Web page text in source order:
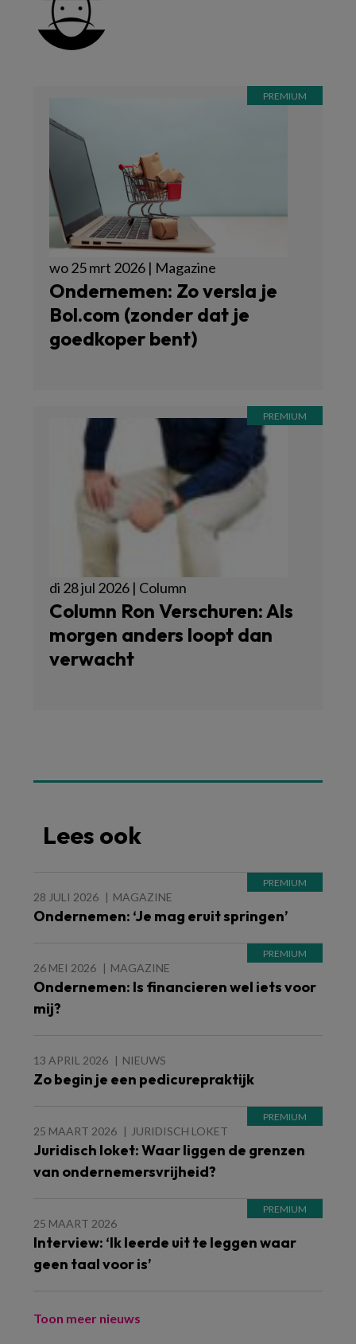
wo 25 mrt 2026 | Magazine
Ondernemen: Zo versla je
Bol.com (zonder dat je
goedkoper bent)
di 28 jul 2026 | Column
Column Ron Verschuren: Als
morgen anders loopt dan
verwacht
Lees ook
28 JULI 2026 MAGAZINE
Ondernemen: ‘Je mag eruit springen’
26 MEI 2026 MAGAZINE
Ondernemen: Is financieren wel iets voor
mij?
13 APRIL 2026 NIEUWS
Zo begin je een pedicurepraktijk
25 MAART 2026 JURIDISCH LOKET
Juridisch loket: Waar liggen de grenzen
van ondernemersvrijheid?
25 MAART 2026
Interview: ‘Ik leerde uit te leggen waar
geen taal voor is’
Toon meer nieuws